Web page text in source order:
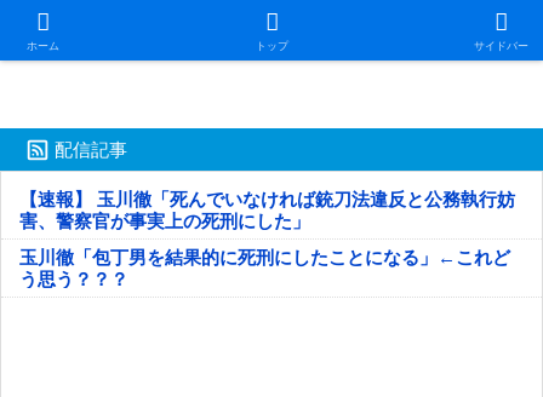
ホーム トップ サイドバー
日本第一！ニュース録
配信記事
【速報】 玉川徹「死んでいなければ銃刀法違反と公務執行妨
害、警察官が事実上の死刑にした」
玉川徹「包丁男を結果的に死刑にしたことになる」←これど
う思う？？？